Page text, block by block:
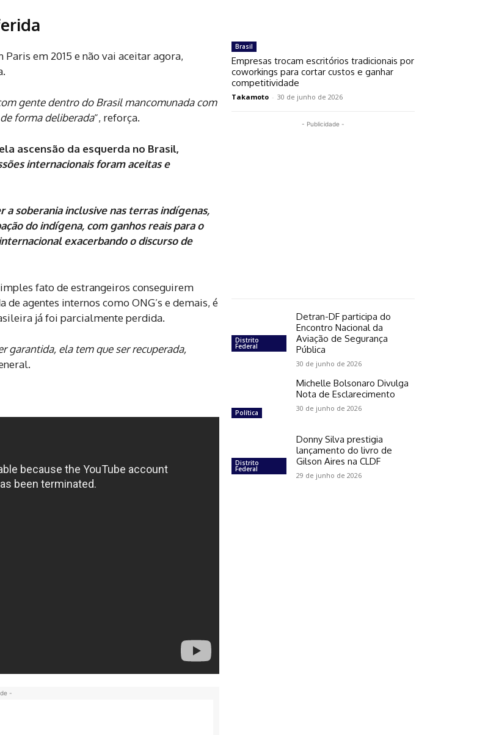
Paris em 2015 e não vai aceitar agora,
gente dentro do Brasil mancomunada com
forma deliberada“, reforça.
ascensão da esquerda no Brasil,
internacionais foram aceitas e
a soberania inclusive nas terras indígenas,
do indígena, com ganhos reais para o
exacerbando o discurso de
fato de estrangeiros conseguirem
agentes internos como ONG’s e demais, é
já foi parcialmente perdida.
garantida, ela tem que ser recuperada,
-
Brasil
Empresas trocam escritórios tradicionais por
coworkings para cortar custos e ganhar
competitividade
Takamoto - 30 de junho de 2026
- Publicidade -
Distrito
Federal
Detran-DF participa do
Encontro Nacional da
Aviação de Segurança
Pública
30 de junho de 2026
Política
Michelle Bolsonaro Divulga
Nota de Esclarecimento
30 de junho de 2026
Distrito
Federal
Donny Silva prestigia
lançamento do livro de
Gilson Aires na CLDF
29 de junho de 2026